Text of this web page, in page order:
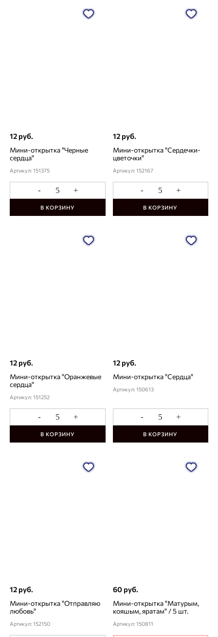
12 руб.
Мини-открытка "Черные
сердца"
Артикул: 151375
- +
В КОРЗИНУ
12 руб.
Мини-открытка "Сердечки-
цветочки"
Артикул: 152167
- +
В КОРЗИНУ
12 руб.
Мини-открытка "Оранжевые
сердца"
Артикул: 151252
- +
В КОРЗИНУ
12 руб.
Мини-открытка "Сердца"
Артикул: 150613
- +
В КОРЗИНУ
12 руб.
Мини-открытка "Отправляю
любовь"
Артикул: 152150
60 руб.
Мини-открытка "Матурым,
кояшым, яратам" / 5 шт.
Артикул: 150811